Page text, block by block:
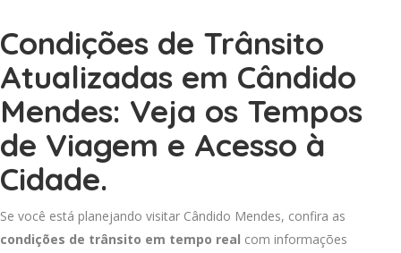
Condições de Trânsito
Atualizadas em Cândido
Mendes: Veja os Tempos
de Viagem e Acesso à
Cidade.
Se você está planejando visitar Cândido Mendes, confira as
condições de trânsito em tempo real com informações